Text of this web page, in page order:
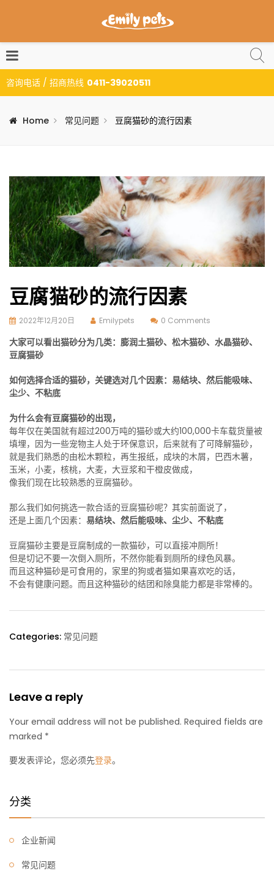
咨询电话 / 招商热线 0411-39020511
Home 常见问题 豆腐猫砂的流行因素
豆腐猫砂的流行因素
2022年12月20日 Emilypets 0 Comments
大家可以看出猫砂分为几类：膨润土猫砂、松木猫砂、水晶猫砂、
豆腐猫砂
如何选择合适的猫砂，关键选对几个因素：易结块、然后能吸味、
尘少、不粘底
为什么会有豆腐猫砂的出现，
每年仅在美国就有超过200万吨的猫砂或大约100,000卡车载货量被
填埋，因为一些宠物主人处于环保意识，后来就有了可降解猫砂，
就是我们熟悉的由松木颗粒，再生报纸，成块的木屑，巴西木薯，
玉米，小麦，核桃，大麦，大豆浆和干橙皮做成，
像我们现在比较熟悉的豆腐猫砂。
那么我们如何挑选一款合适的豆腐猫砂呢？其实前面说了，
还是上面几个因素： 易结块、然后能吸味、尘少、不粘底
豆腐猫砂主要是豆腐制成的一款猫砂，可以直接冲厕所！
但是切记不要一次倒入厕所，不然你能看到厕所的绿色风暴。
而且这种猫砂是可食用的，家里的狗或者猫如果喜欢吃的话，
不会有健康问题。而且这种猫砂的结团和除臭能力都是非常棒的。
Categories: 常见问题
Leave a reply
Your email address will not be published. Required fields are
marked *
要发表评论，您必须先登录。
分类
企业新闻
常见问题